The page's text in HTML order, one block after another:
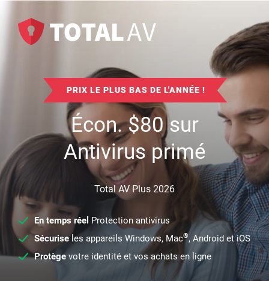
PRIX LE PLUS BAS DE L'ANNÉE !
Écon.$80sur
Antivirus primé
Total AV Plus 2026
En temps réel Protection antivirus
Sécuriseles appareils Windows, Mac®, Android et iOS
Protège votre identité et vos achats en ligne